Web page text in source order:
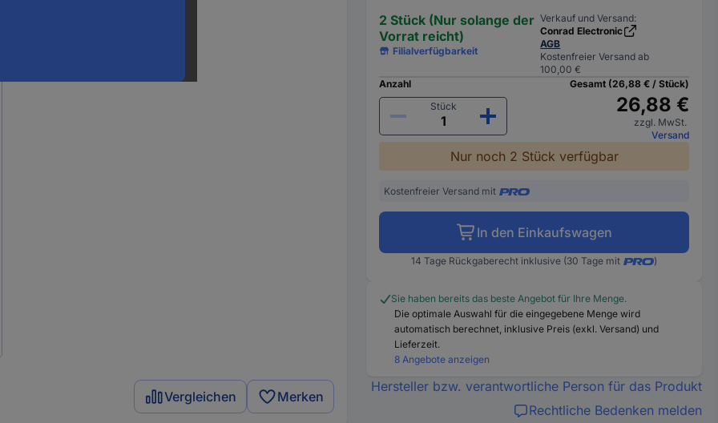
Vergleichen Merken
2 Stück (Nur solange der
Vorrat reicht)
Filialverfügbarkeit
Verkauf und Versand:
Conrad Electronic
AGB
Kostenfreier Versand ab
100,00 €
Anzahl
Stück
Gesamt (26,88 € / Stück)
26,88 €
zzgl. MwSt.
Versand
Nur noch 2 Stück verfügbar
Kostenfreier Versand mit
In den Einkaufswagen
14 Tage Rückgaberecht inklusive (30 Tage mit )
Sie haben bereits das beste Angebot für Ihre Menge.
Die optimale Auswahl für die eingegebene Menge wird
automatisch berechnet, inklusive Preis (exkl. Versand) und
Lieferzeit.
8 Angebote anzeigen
Hersteller bzw. verantwortliche Person für das Produkt
Rechtliche Bedenken melden